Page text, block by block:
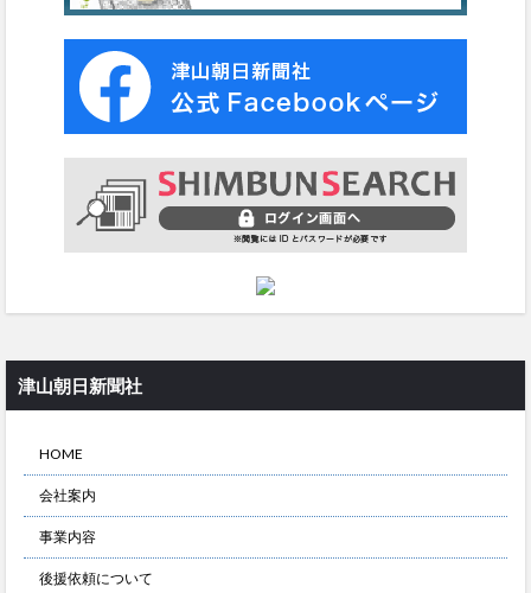
津山朝日新聞社
HOME
会社案内
事業内容
後援依頼について